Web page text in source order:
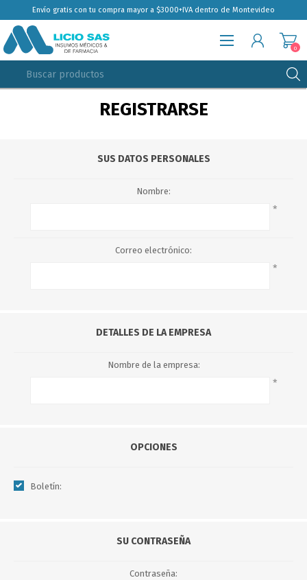
Envío gratis con tu compra mayor a $3000+IVA dentro de Montevideo
0
REGISTRARSE
SUS DATOS PERSONALES
Nombre:
*
Correo electrónico:
*
DETALLES DE LA EMPRESA
Nombre de la empresa:
*
OPCIONES
Boletín:
SU CONTRASEÑA
Contraseña: